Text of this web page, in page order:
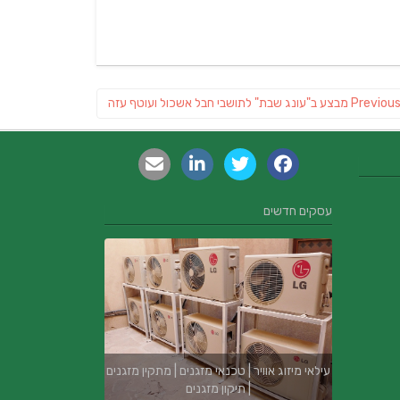
Previous
Previous
מבצע ב"עונג שבת" לתושבי חבל אשכול ועוטף עזה
עסקים חדשים
עילאי מיזוג אוויר | טכנאי מזגנים | מתקין מזגנים
| תיקון מזגנים